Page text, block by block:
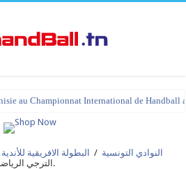
au Championnat International de Handball
النوادي التونسية / البطولة الافريقية
الترجي الرياضي في بطولة أفريقيا للاندية البطلة.